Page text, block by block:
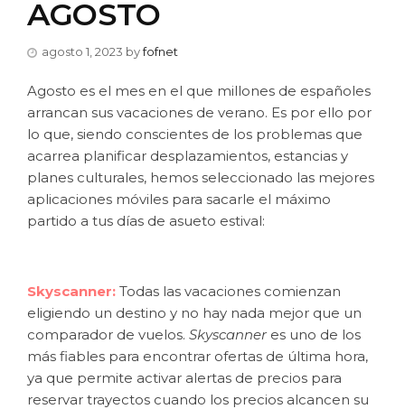
AGOSTO
agosto 1, 2023 byfofnet
Agosto es el mes en el que millones de españoles
arrancan sus vacaciones de verano. Es por ello por
lo que, siendo conscientes de los problemas que
acarrea planificar desplazamientos, estancias y
planes culturales, hemos seleccionado las mejores
aplicaciones móviles para sacarle el máximo
partido a tus días de asueto estival:
Skyscanner: Todas las vacaciones comienzan
eligiendo un destino y no hay nada mejor que un
comparador de vuelos. Skyscanneres uno de los
más fiables para encontrar ofertas de última hora,
ya que permite activar alertas de precios para
reservar trayectos cuando los precios alcancen su